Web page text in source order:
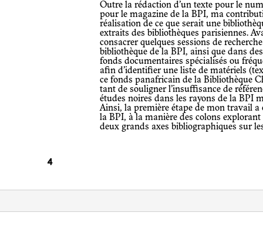
Outre la rédaction d’un texte pour le
pour le magazine de la BPI, ma
réalisation de ce que serait une
extraits des bibliothèques parisiennes.
consacrer quelques sessions de
bibliothèque de la BPI, ainsi que dans
fonds documentaires spécialisés ou
afin d’identifier une liste de matériels
ce fonds panafricain de la Bibliothèque
tant de souligner l’insuffisance de
études noires dans les rayons de la BPI
Ainsi, la première étape de mon travail
la BPI, à la manière des colons
deux grands axes bibliographiques sur